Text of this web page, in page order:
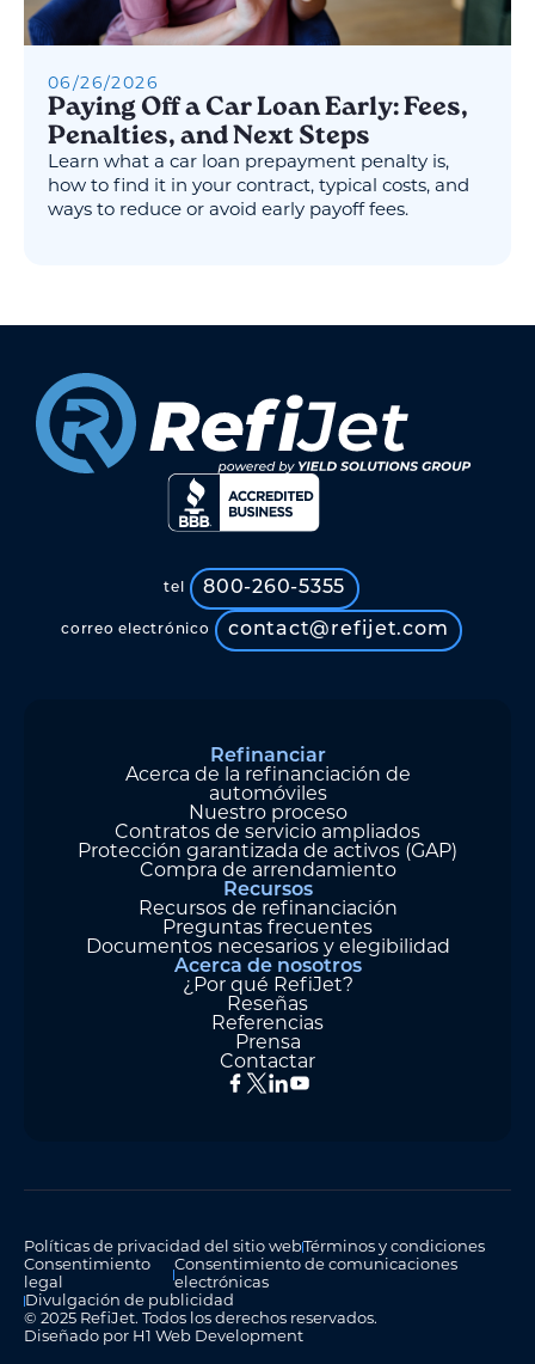
06 /26/2026
Paying Off a Car Loan Early: Fees,
Penalties, and Next Steps
Learn what a car loan prepayment penalty is,
how to find it in your contract, typical costs, and
ways to reduce or avoid early payoff fees.
tel 800-260-5355
correo electrónico contact@refijet.com
Refinanciar
Acerca de la refinanciación de
automóviles
Nuestro proceso
Contratos de servicio ampliados
Protección garantizada de activos (GAP)
Compra de arrendamiento
Recursos
Recursos de refinanciación
Preguntas frecuentes
Documentos necesarios y elegibilidad
Acerca de nosotros
¿Por qué RefiJet?
Reseñas
Referencias
Prensa
Contactar
© 2025 RefiJet. Todos los derechos reservados.
Diseñado por H1 Web Development
Políticas de privacidad del sitio web Términos y condiciones
Consentimiento
legal
Consentimiento de comunicaciones
electrónicas
Divulgación de publicidad